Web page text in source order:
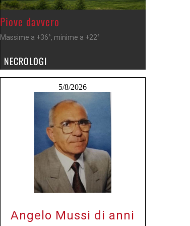
>
Piove davvero
Massime a +36°, minime a +22°
NECROLOGI
5/8/2026
Angelo Mussi di anni